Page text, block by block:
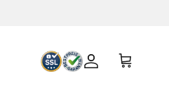
Suchen